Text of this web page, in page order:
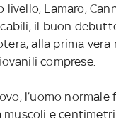
livello, Lamaro,
il buon
alla prima vera
comprese.
l’uomo
muscoli e centimetri